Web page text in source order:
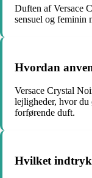
Duften af Versace
sensuel og feminin
Hvordan
Versace Crystal
lejligheder, hvor du
forførende duft.
Hvilket indtryk